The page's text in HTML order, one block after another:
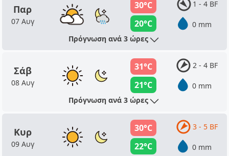
Παρ
07 Αυγ
30°C
20°C
1 - 4 BF
0 mm
Πρόγνωση ανά 3 ώρες
Σάβ
08 Αυγ
31°C
21°C
2 - 4 BF
0 mm
Πρόγνωση ανά 3 ώρες
Κυρ
09 Αυγ
30°C
22°C
3 - 5 BF
0 mm